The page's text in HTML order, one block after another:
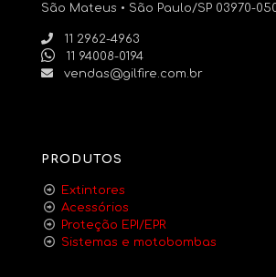
São Mateus • São Paulo/SP 03970-
11 2962-4963
11 94008-0194
vendas@gilfire.com.br
PRODUTOS
Extintores
Acessórios
Proteção EPI/EPR
Sistemas e motobombas